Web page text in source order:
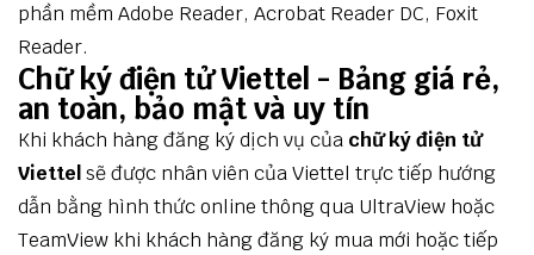
phần mềm Adobe Reader, Acrobat Reader DC, Foxit
Reader.
Chữ ký điện tử Viettel - Bảng giá rẻ,
an toàn, bảo mật và uy tín
Khi khách hàng đăng ký dịch vụ của chữ ký điện tử
Viettel sẽ được nhân viên của Viettel trực tiếp hướng
dẫn bằng hình thức online thông qua UltraView hoặc
TeamView khi khách hàng đăng ký mua mới hoặc tiếp